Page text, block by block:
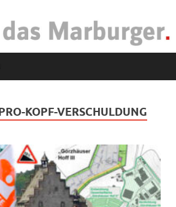
KOPF-VERSCHULDUNG